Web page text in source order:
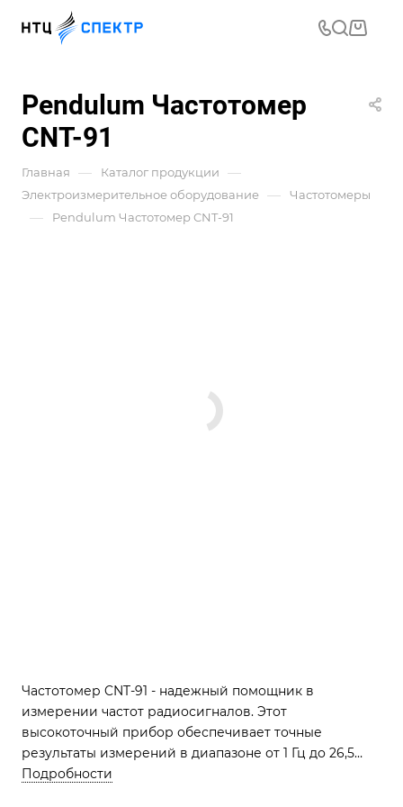
Pendulum Частотомер
CNT-91
Главная — Каталог продукции —
Электроизмерительное оборудование — Частотомеры
— Pendulum Частотомер CNT-91
Частотомер CNT-91 - надежный помощник в
измерении частот радиосигналов. Этот
высокоточный прибор обеспечивает точные
результаты измерений в диапазоне от 1 Гц до 26,5
ГГц. Простота в использовании и компактные
Подробности